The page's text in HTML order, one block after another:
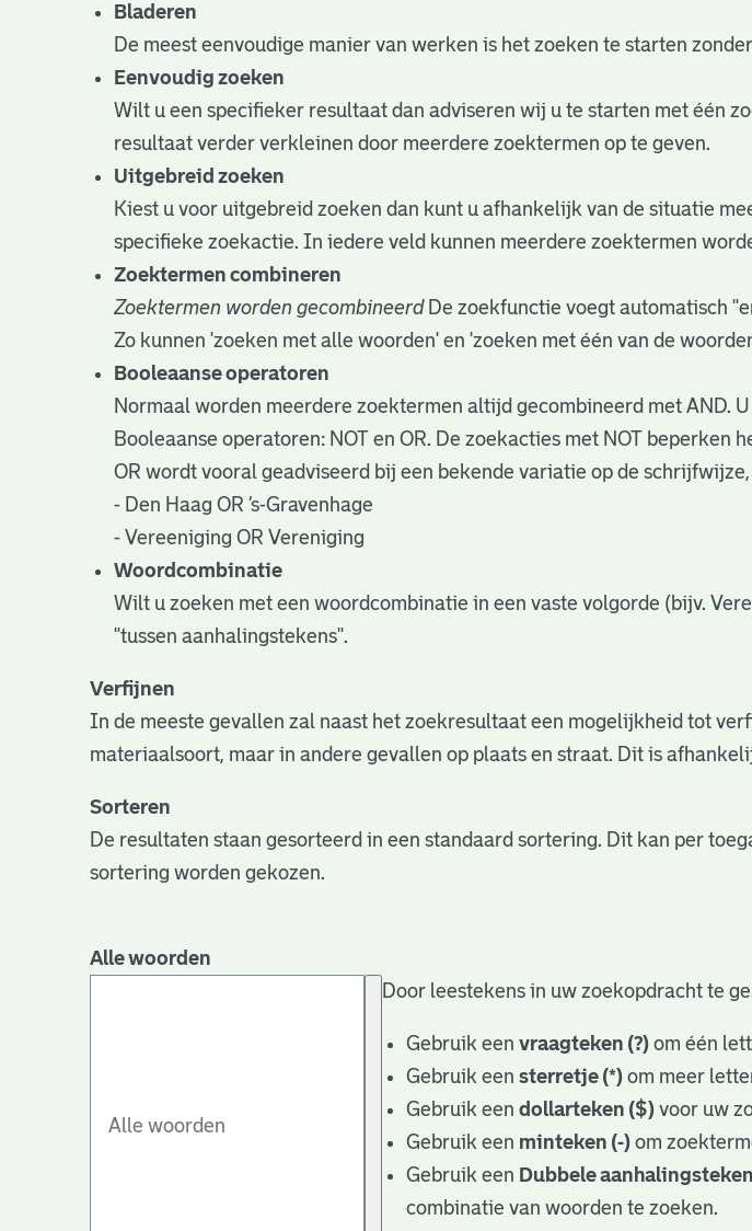
Bladeren
De meest eenvoudige manier van werken is het zoeken te starten
Eenvoudig zoeken
Wilt u een specifieker resultaat dan adviseren wij u te starten met één
resultaat verder verkleinen door meerdere zoektermen op te geven.
Uitgebreid zoeken
Kiest u voor uitgebreid zoeken dan kunt u afhankelijk van de situatie
specifieke zoekactie. In iedere veld kunnen meerdere zoektermen
Zoektermen combineren
Zoektermen worden gecombineerdDe zoekfunctie voegt automatisch
Zo kunnen 'zoeken met alle woorden' en 'zoeken met één van de
Booleaanse operatoren
Normaal worden meerdere zoektermen altijd gecombineerd met AND.
Booleaanse operatoren: NOT en OR. De zoekacties met NOT
OR wordt vooral geadviseerd bij een bekende variatie op de
- Den Haag OR ’s-Gravenhage
- Vereeniging OR Vereniging
Woordcombinatie
Wilt u zoeken met een woordcombinatie in een vaste volgorde (bijv.
"tussen aanhalingstekens".
Verfijnen
In de meeste gevallen zal naast het zoekresultaat een mogelijkheid tot
materiaalsoort, maar in andere gevallen op plaats en straat. Dit is
Sorteren
De resultaten staan gesorteerd in een standaard sortering. Dit kan per
sortering worden gekozen.
Alle woorden
Door leestekens in uw zoekopdracht te
Gebruik eenvraagteken (?) om één
Gebruik eensterretje (*) om meer
Gebruik eendollarteken ($) voor uw
Gebruik een minteken (-) om
Gebruik een Dubbele
combinatie van woorden te zoeken.